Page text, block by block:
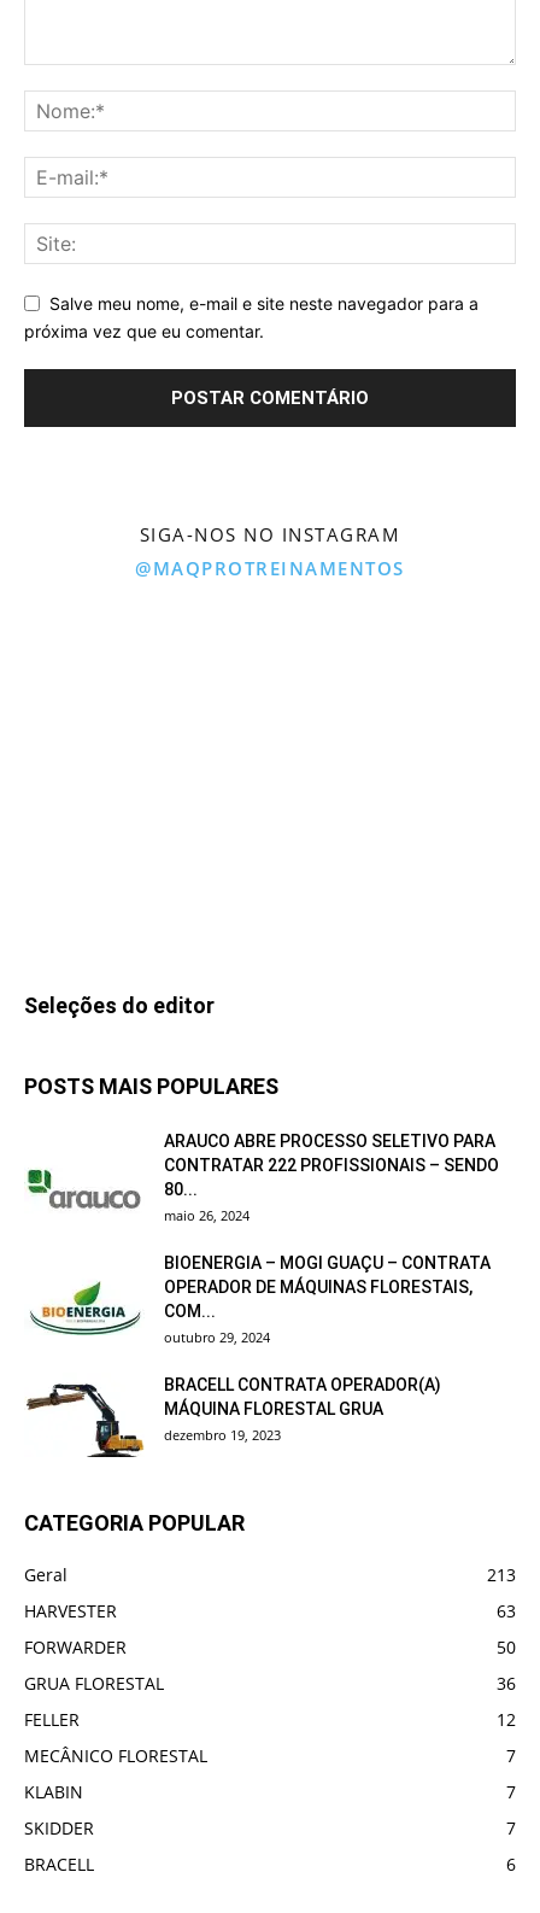
Salve meu nome, e-mail e site neste navegador para a
próxima vez que eu comentar.
SIGA-NOS NO INSTAGRAM
@MAQPROTREINAMENTOS
Seleções do editor
POSTS MAIS POPULARES
ARAUCO ABRE PROCESSO SELETIVO PARA
CONTRATAR 222 PROFISSIONAIS – SENDO
80...
maio 26, 2024
BIOENERGIA – MOGI GUAÇU – CONTRATA
OPERADOR DE MÁQUINAS FLORESTAIS,
COM...
outubro 29, 2024
BRACELL CONTRATA OPERADOR(A)
MÁQUINA FLORESTAL GRUA
dezembro 19, 2023
CATEGORIA POPULAR
Geral
213
HARVESTER
63
FORWARDER
50
GRUA FLORESTAL
36
FELLER
12
MECÂNICO FLORESTAL
7
KLABIN
7
SKIDDER
7
BRACELL
6